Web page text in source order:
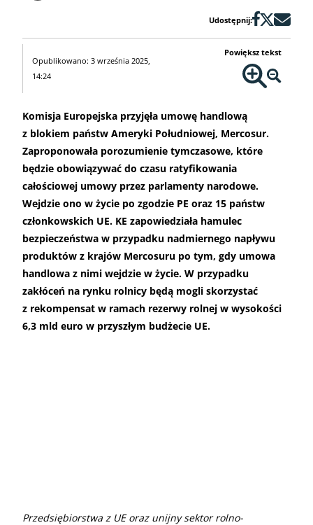
Udostępnij:
Opublikowano: 3 września 2025,
14:24
Powiększ tekst
Komisja Europejska przyjęła umowę handlową
z blokiem państw Ameryki Południowej, Mercosur.
Zaproponowała porozumienie tymczasowe, które
będzie obowiązywać do czasu ratyfikowania
całościowej umowy przez parlamenty narodowe.
Wejdzie ono w życie po zgodzie PE oraz 15 państw
członkowskich UE. KE zapowiedziała hamulec
bezpieczeństwa w przypadku nadmiernego napływu
produktów z krajów Mercosuru po tym, gdy umowa
handlowa z nimi wejdzie w życie. W przypadku
zakłóceń na rynku rolnicy będą mogli skorzystać
z rekompensat w ramach rezerwy rolnej w wysokości
6,3 mld euro w przyszłym budżecie UE.
Przedsiębiorstwa z UE oraz unijny sektor rolno-